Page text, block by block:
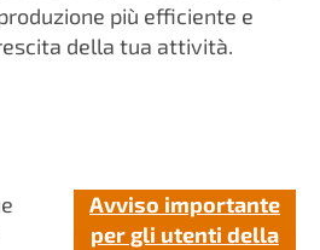
più efficiente e
della tua attività.
Avviso importante
per gli utenti della